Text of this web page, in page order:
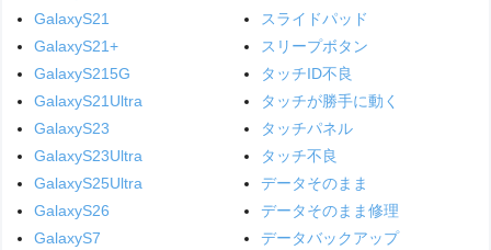
GalaxyS21
GalaxyS21+
GalaxyS215G
GalaxyS21Ultra
GalaxyS23
GalaxyS23Ultra
GalaxyS25Ultra
GalaxyS26
GalaxyS7
スライドパッド
スリープボタン
タッチID不良
タッチが勝手に動く
タッチパネル
タッチ不良
データそのまま
データそのまま修理
データバックアップ